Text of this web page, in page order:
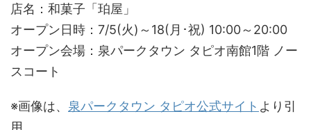
店名：和菓子「珀屋」
オープン日時：7/5(火)～18(月･祝) 10:00～20:00
オープン会場：泉パークタウン タピオ南館1階 ノー
スコート
※画像は、 泉パークタウン タピオ公式サイト より引
用